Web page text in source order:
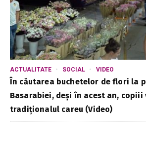
ACTUALITATE SOCIAL VIDEO
În căutarea buchetelor de flori la
Basarabiei, deși în acest an,
tradiționalul careu (Video)